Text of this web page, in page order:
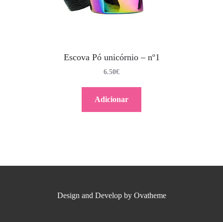
Escova Pó unicórnio – nº1
6.50€
Adicionar
Design and Develop by Ovatheme